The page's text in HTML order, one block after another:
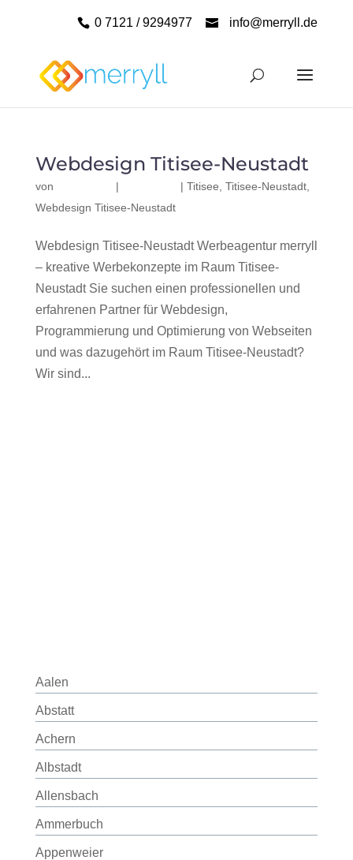
0 7121 / 9294977 info@merryll.de
Webdesign Titisee-Neustadt
von | | Titisee Titisee-Neustadt,
Webdesign Titisee-Neustadt
Webdesign Titisee-Neustadt Werbeagentur merryll
– kreative Werbekonzepte im Raum Titisee-
Neustadt Sie suchen einen professionellen und
erfahrenen Partner für Webdesign,
Programmierung und Optimierung von Webseiten
und was dazugehört im Raum Titisee-Neustadt?
Wir sind...
Aalen
Abstatt
Achern
Albstadt
Allensbach
Ammerbuch
Appenweier